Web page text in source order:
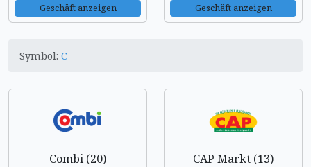
Geschäft anzeigen Geschäft anzeigen
Symbol: C
Combi (20) CAP Markt (13)